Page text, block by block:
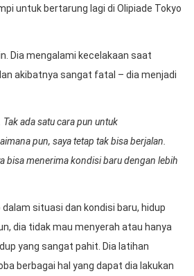
untuk bertarung lagi di Olipiade Tokyo
Dia mengalami kecelakaan saat
akibatnya sangat fatal – dia menjadi
Tak ada satu cara pun untuk
pun, saya tetap tak bisa berjalan.
bisa menerima kondisi baru dengan lebih
situasi dan kondisi baru, hidup
dia tidak mau menyerah atau hanya
yang sangat pahit. Dia latihan
berbagai hal yang dapat dia lakukan